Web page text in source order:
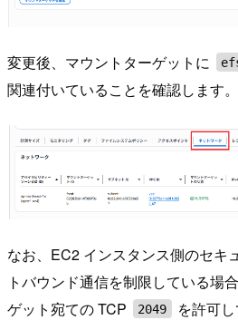
変更後、マウントターゲットに
関連付いていることを確認します。
なお、EC2 インスタンス側のセキ
トバウンド通信を制限している場
ゲット宛ての TCP
2049
を許可